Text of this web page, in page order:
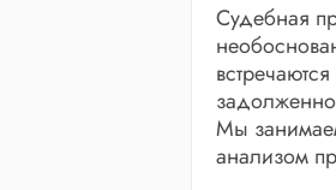
Судебная
Мы
анализом